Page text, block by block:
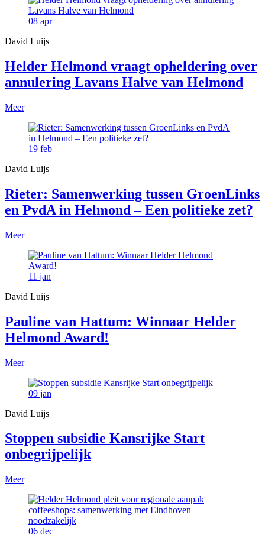
08 apr
David Luijs
Helder Helmond vraagt opheldering over
annulering Lavans Halve van Helmond
Meer
19 feb
David Luijs
Rieter: Samenwerking tussen GroenLinks
en PvdA in Helmond – Een politieke zet?
Meer
11 jan
David Luijs
Pauline van Hattum: Winnaar Helder
Helmond Award!
Meer
09 jan
David Luijs
Stoppen subsidie Kansrijke Start
onbegrijpelijk
Meer
06 dec